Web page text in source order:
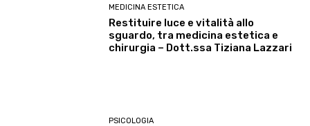
MEDICINA ESTETICA
Restituire luce e vitalità allo
sguardo, tra medicina estetica e
chirurgia – Dott.ssa Tiziana Lazzari
PSICOLOGIA